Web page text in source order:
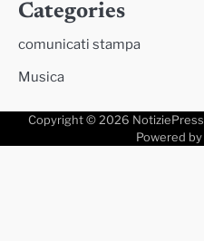
Categories
comunicati stampa
Musica
Copyright © 2026 NotiziePress
Powered by